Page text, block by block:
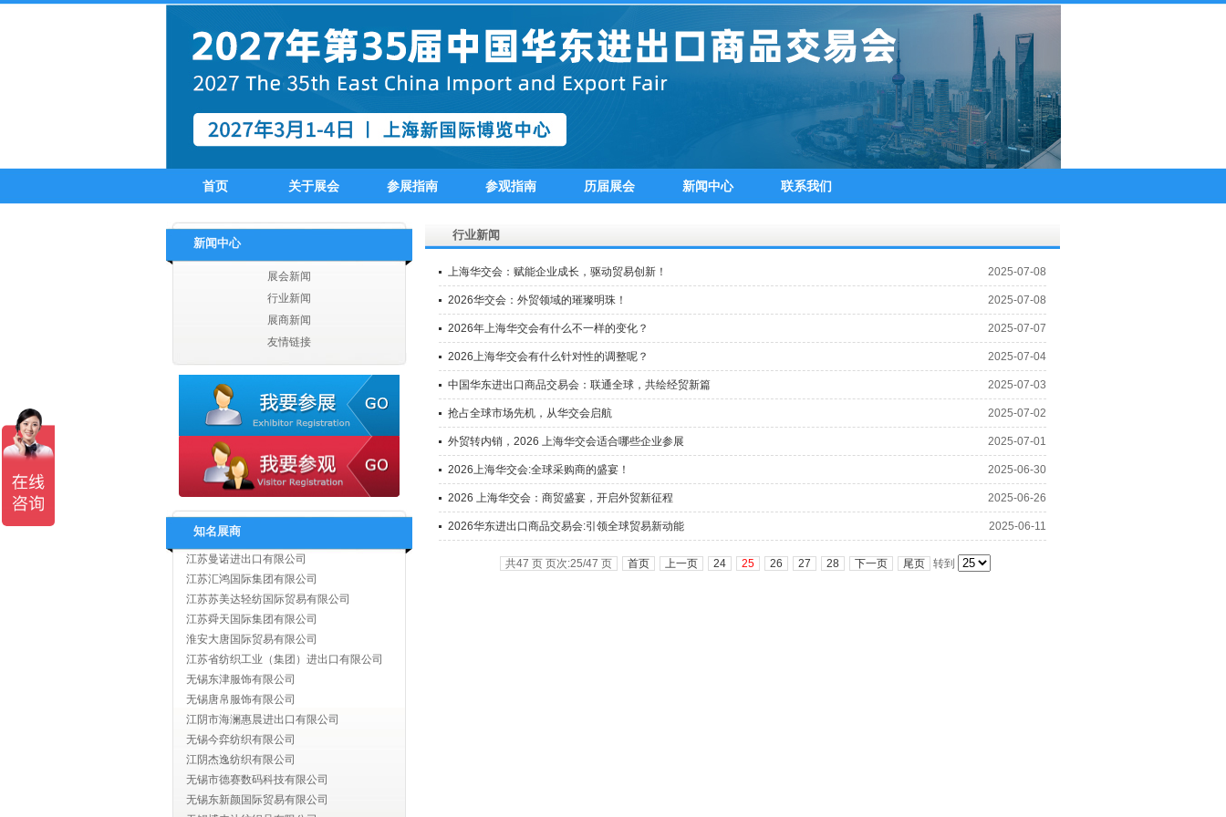
首页 关于展会 参展指南 参观指南 历届展会 新闻中心 联系我们
新闻中心
展会新闻
行业新闻
展商新闻
友情链接
知名展商
吴江市丝尔纺织有限公司
苏州盛杰服饰有限公司
苏州优曼时装
扬州翔龙进出口有限公司
张家港市凯西进出口有限公司
张家港华天美欣服装有限公司
张家港市同兴服饰有限公司
张家港威斯达进出口有限公司
张家港市沙洲纺织印染进出口有限公司
扬州爱克服饰有限公司
扬州市丰盛贸易有限公司
扬州嘉宇国际贸易有限公司
江苏汇鸿国际集团有限公司
江苏省海外企业集团有限公司
江苏奔日国际贸易有限公司
江苏英佩尔国际贸易有限公司
江苏曼诺进出口有限公司
江苏汇鸿国际集团有限公司
江苏苏美达轻纺国际贸易有限公司
江苏舜天国际集团有限公司
淮安大唐国际贸易有限公司
江苏省纺织工业（集团）进出口有限公司
无锡东津服饰有限公司
无锡唐帛服饰有限公司
江阴市海澜惠晨进出口有限公司
无锡今弈纺织有限公司
江阴杰逸纺织有限公司
无锡市德赛数码科技有限公司
无锡东新颜国际贸易有限公司
无锡博来达纺织品有限公司
行业新闻
2025-07-08
上海华交会：赋能企业成长，驱动贸易创新！
2025-07-08
2026华交会：外贸领域的璀璨明珠！
2025-07-07
2026年上海华交会有什么不一样的变化？
2025-07-04
2026上海华交会有什么针对性的调整呢？
2025-07-03
中国华东进出口商品交易会：联通全球，共绘经贸新篇
2025-07-02
抢占全球市场先机，从华交会启航
2025-07-01
外贸转内销，2026 上海华交会适合哪些企业参展
2025-06-30
2026上海华交会:全球采购商的盛宴！
2025-06-26
2026 上海华交会：商贸盛宴，开启外贸新征程
2025-06-11
2026华东进出口商品交易会:引领全球贸易新动能
共47 页 页次:25/47 页 首页 上一页 24 25 26 27 28 下一页 尾页 转到